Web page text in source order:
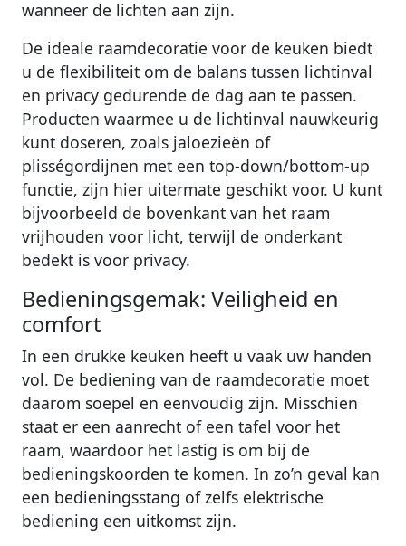
wanneer de lichten aan zijn.
De ideale raamdecoratie voor de keuken biedt
u de flexibiliteit om de balans tussen lichtinval
en privacy gedurende de dag aan te passen.
Producten waarmee u de lichtinval nauwkeurig
kunt doseren, zoals jaloezieën of
plisségordijnen met een top-down/bottom-up
functie, zijn hier uitermate geschikt voor. U kunt
bijvoorbeeld de bovenkant van het raam
vrijhouden voor licht, terwijl de onderkant
bedekt is voor privacy.
Bedieningsgemak: Veiligheid en
comfort
In een drukke keuken heeft u vaak uw handen
vol. De bediening van de raamdecoratie moet
daarom soepel en eenvoudig zijn. Misschien
staat er een aanrecht of een tafel voor het
raam, waardoor het lastig is om bij de
bedieningskoorden te komen. In zo’n geval kan
een bedieningsstang of zelfs elektrische
bediening een uitkomst zijn.